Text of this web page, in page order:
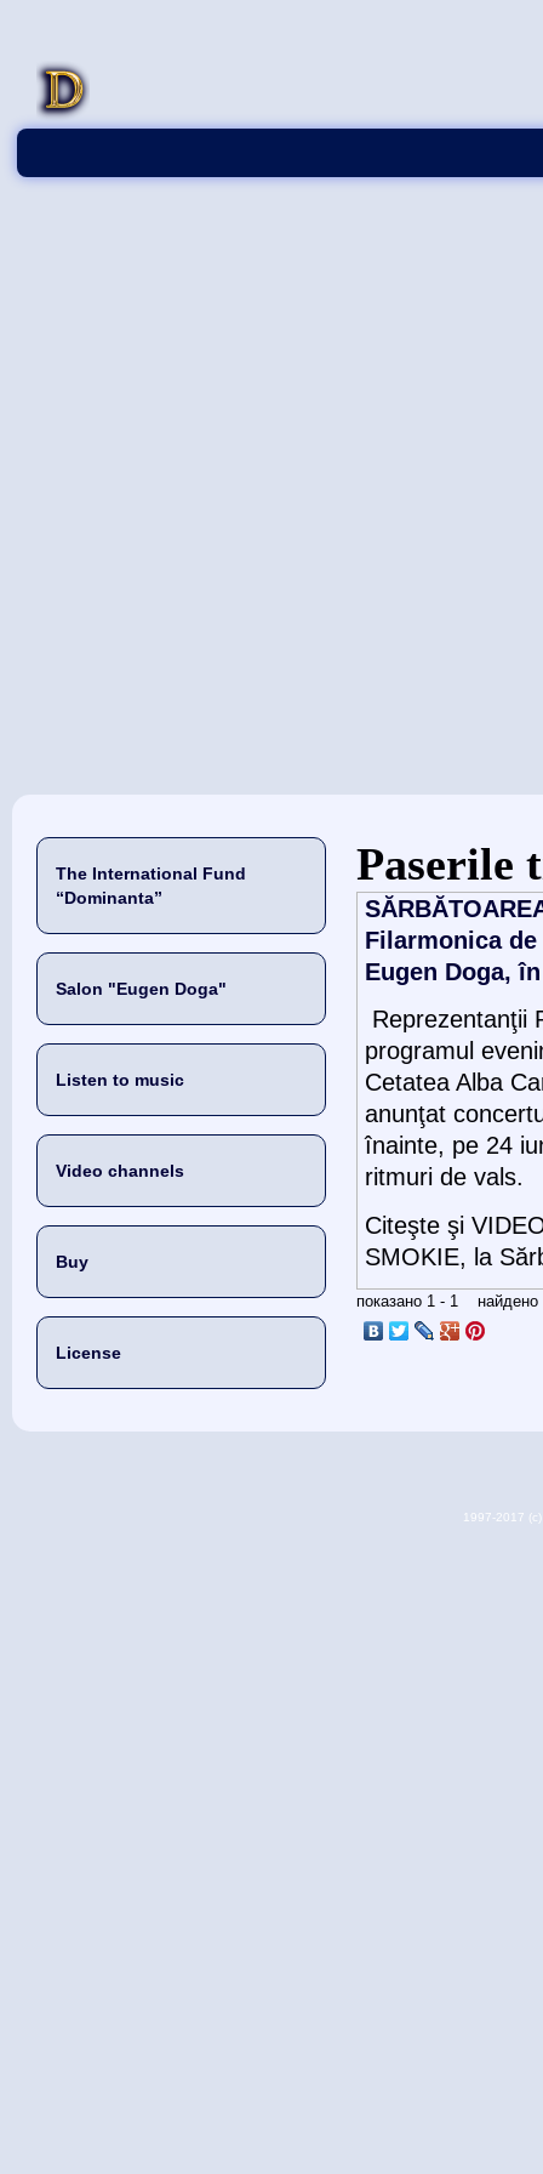
The International Fund
“Dominanta”
Salon "Eugen Doga"
Listen to music
Video channels
Buy
License
当前位置
Paserile
Filarmonica
Eugen Doga,
Reprezentanţii
programul
Cetatea Alba
anunţat
înainte, pe 24
ritmuri de vals.
Citeşte şi
SMOKIE, la
показано 1 - 1 найдено
1997-2017